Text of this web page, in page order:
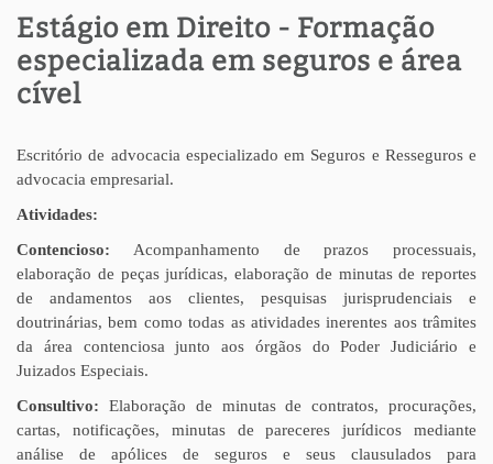
Estágio em Direito - Formação
especializada em seguros e área
cível
Escritório de advocacia especializado em Seguros e Resseguros e
advocacia empresarial.
Atividades:
Contencioso: Acompanhamento de prazos processuais,
elaboração de peças jurídicas, elaboração de minutas de reportes
de andamentos aos clientes, pesquisas jurisprudenciais e
doutrinárias, bem como todas as atividades inerentes aos trâmites
da área contenciosa junto aos órgãos do Poder Judiciário e
Juizados Especiais.
Consultivo: Elaboração de minutas de contratos, procurações,
cartas, notificações, minutas de pareceres jurídicos mediante
análise de apólices de seguros e seus clausulados para